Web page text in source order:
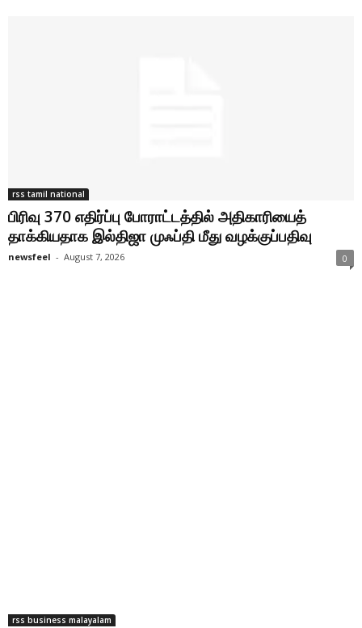
rss tamil national
பிரிவு 370 எதிர்ப்பு போராட்டத்தில் அதிகாரியைத்
தாக்கியதாக இல்திஜா முஃப்தி மீது வழக்குப்பதிவு
newsfeel - August 7, 2026 0
rss business malayalam